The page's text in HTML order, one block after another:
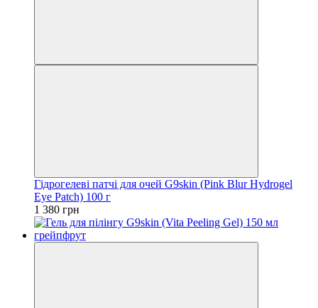
Гідрогелеві патчі для очей G9skin (Pink Blur Hydrogel
Eye Patch) 100 г
1 380 грн